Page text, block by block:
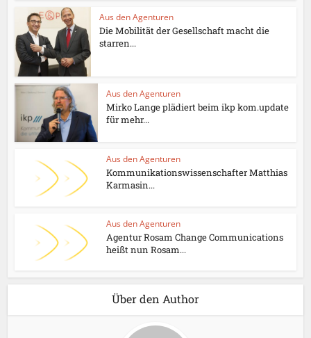
Aus den Agenturen
Die Mobilität der Gesellschaft macht die
starren...
Aus den Agenturen
Mirko Lange plädiert beim ikp kom.update
für mehr...
Aus den Agenturen
Kommunikationswissenschafter Matthias
Karmasin...
Aus den Agenturen
Agentur Rosam Change Communications
heißt nun Rosam...
Über den Author